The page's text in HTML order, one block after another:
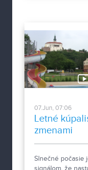
07.Jun, 07:06
Letné
zmenami
Slnečné počasie